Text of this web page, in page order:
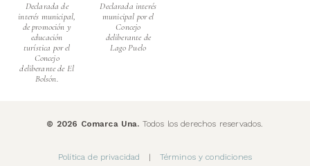
Declarada de
interés municipal,
de promoción y
educación
turística por el
Concejo
deliberante de El
Bolsón.
Declarada interés
municipal por el
Concejo
deliberante de
Lago Puelo
© 2026 Comarca Una. Todos los derechos reservados.
Política de privacidad | Términos y condiciones